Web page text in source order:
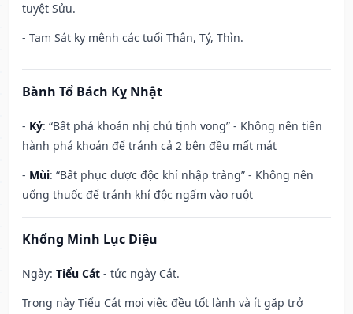
tuyệt Sửu.
- Tam Sát kỵ mệnh các tuổi Thân, Tý, Thìn.
Bành Tổ Bách Kỵ Nhật
- Kỷ: “Bất phá khoán nhị chủ tịnh vong” - Không nên tiến
hành phá khoán để tránh cả 2 bên đều mất mát
- Mùi: “Bất phục dược độc khí nhập tràng” - Không nên
uống thuốc để tránh khí độc ngấm vào ruột
Khổng Minh Lục Diệu
Ngày: Tiểu Cát - tức ngày Cát.
Trong này Tiểu Cát mọi việc đều tốt lành và ít gặp trở